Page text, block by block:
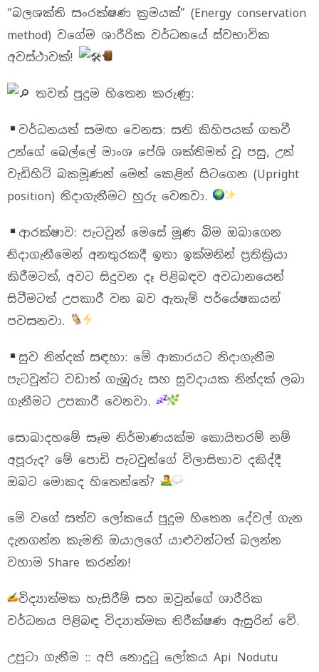
“බලශක්ති සංරක්ෂණ ක්‍රමයක්” (Energy conservation
method) වගේම ශාරීරික වර්ධනයේ ස්වභාවික
අවස්ථාවක්!
තවත් පුදුම හිතෙන කරුණු:
​වර්ධනයත් සමඟ වෙනස: සති කිහිපයක් ගතවී
උන්ගේ බෙල්ලේ මාංශ පේශි ශක්තිමත් වූ පසු, උන්
වැඩිහිටි බකමූණන් මෙන් කෙළින් සිටගෙන (Upright
position) නිදාගැනීමට හුරු වෙනවා.
​ආරක්ෂාව: පැටවුන් මෙසේ මූණ බිම ඔබාගෙන
නිදාගැනීමෙන් අනතුරකදී ඉතා ඉක්මනින් ප්‍රතික්‍රියා
කිරීමටත්, අවට සිදුවන දෑ පිළිබඳව අවධානයෙන්
සිටීමටත් උපකාරී වන බව ඇතැම් පර්යේෂකයන්
පවසනවා.
​සුව නින්දක් සඳහා: මේ ආකාරයට නිදාගැනීම
පැටවුන්ට වඩාත් ගැඹුරු සහ සුවදායක නින්දක් ලබා
ගැනීමට උපකාරී වෙනවා.
​සොබාදහමේ සෑම නිර්මාණයක්ම කොයිතරම් නම්
අපූරුද? මේ පොඩි පැටවුන්ගේ විලාසිතාව දකිද්දී
ඔබට මොකද හිතෙන්නේ?
​මේ වගේ සත්ව ලෝකයේ පුදුම හිතෙන දේවල් ගැන
දැනගන්න කැමති ඔයාලගේ යාළුවන්ටත් බලන්න
වහාම Share කරන්න!
විද්‍යාත්මක හැසිරීම් සහ ඔවුන්ගේ ශාරීරික
වර්ධනය පිළිබඳ විද්‍යාත්මක නිරීක්ෂණ ඇසුරින් වේ.
උපුටා ගැනීම :: අපි නොදුටු ලෝකය Api Nodutu